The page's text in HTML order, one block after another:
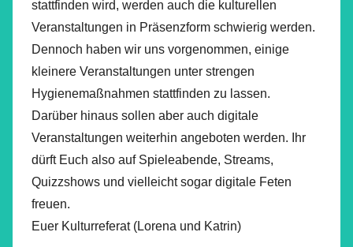
stattfinden wird, werden auch die kulturellen
Veranstaltungen in Präsenzform schwierig werden.
Dennoch haben wir uns vorgenommen, einige
kleinere Veranstaltungen unter strengen
Hygienemaßnahmen stattfinden zu lassen.
Darüber hinaus sollen aber auch digitale
Veranstaltungen weiterhin angeboten werden. Ihr
dürft Euch also auf Spieleabende, Streams,
Quizzshows und vielleicht sogar digitale Feten
freuen.
Euer Kulturreferat (Lorena und Katrin)